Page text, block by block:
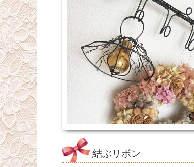
結ぶリボン